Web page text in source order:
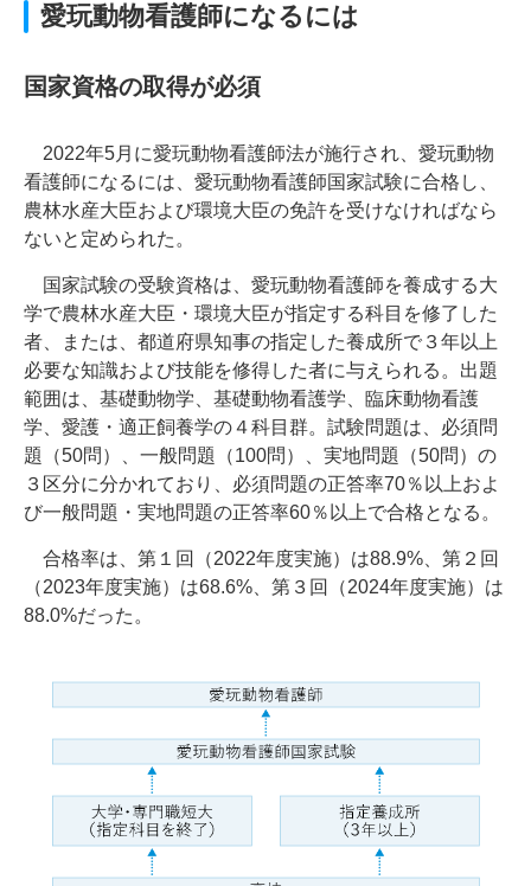
愛玩動物看護師になるには
国家資格の取得が必須
2022年5月に愛玩動物看護師法が施行され、愛玩動物
看護師になるには、愛玩動物看護師国家試験に合格し、
農林水産大臣および環境大臣の免許を受けなければなら
ないと定められた。
国家試験の受験資格は、愛玩動物看護師を養成する大
学で農林水産大臣・環境大臣が指定する科目を修了した
者、または、都道府県知事の指定した養成所で３年以上
必要な知識および技能を修得した者に与えられる。出題
範囲は、基礎動物学、基礎動物看護学、臨床動物看護
学、愛護・適正飼養学の４科目群。試験問題は、必須問
題（50問）、一般問題（100問）、実地問題（50問）の
３区分に分かれており、必須問題の正答率70％以上およ
び一般問題・実地問題の正答率60％以上で合格となる。
合格率は、第１回（2022年度実施）は88.9%、第２回
（2023年度実施）は68.6%、第３回（2024年度実施）は
88.0%だった。